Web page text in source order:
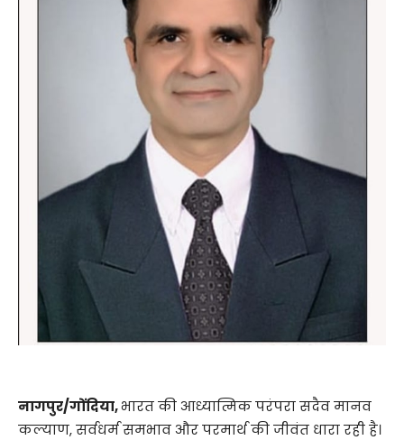
नागपुर/गोंदिया,भारत की आध्यात्मिक परंपरा सदैव मानव
कल्याण, सर्वधर्म समभाव और परमार्थ की जीवंत धारा रही है।